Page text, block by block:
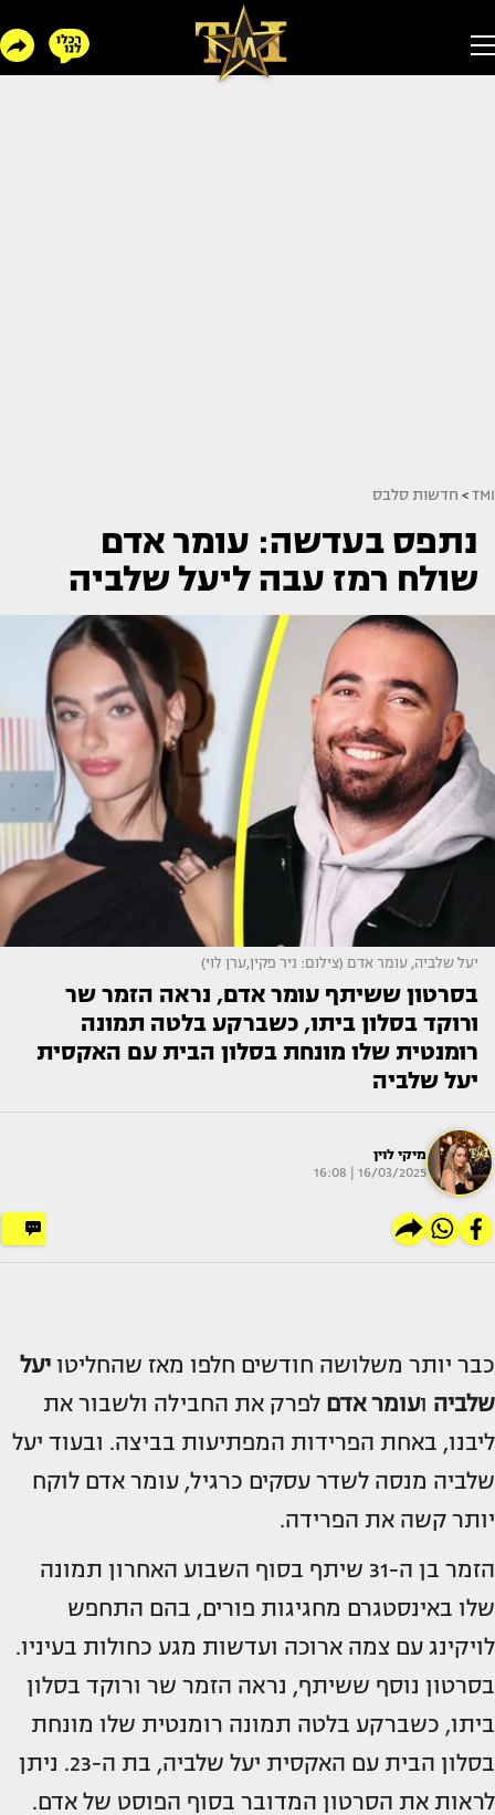
TMI
> חדשות סלבס
נתפס בעדשה: עומר אדם
שולח רמז עבה ליעל שלביה
יעל שלביה, עומר אדם (צילום: ניר פקין,ערן לוי)
בסרטון ששיתף עומר אדם, נראה הזמר שר
ורוקד בסלון ביתו, כשברקע בלטה תמונה
רומנטית שלו מונחת בסלון הבית עם האקסית
יעל שלביה
מיקי לוין
16/03/2025 | 16:08
כבר יותר משלושה חודשים חלפו מאז שהחליטו יעל
שלביה ועומר אדם לפרק את החבילה ולשבור את
ליבנו, באחת הפרידות המפתיעות בביצה. ובעוד יעל
שלביה מנסה לשדר עסקים כרגיל, עומר אדם לוקח
יותר קשה את הפרידה.
הזמר בן ה-31 שיתף בסוף השבוע האחרון תמונה
שלו באינסטגרם מחגיגות פורים, בהם התחפש
לויקינג עם צמה ארוכה ועדשות מגע כחולות בעיניו.
בסרטון נוסף ששיתף, נראה הזמר שר ורוקד בסלון
ביתו, כשברקע בלטה תמונה רומנטית שלו מונחת
בסלון הבית עם האקסית יעל שלביה, בת ה-23. ניתן
לראות את הסרטון המדובר בסוף הפוסט של אדם.